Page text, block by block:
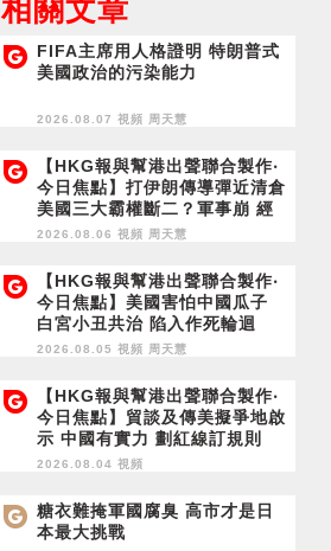
相關文章
FIFA主席用人格證明 特朗普式
美國政治的污染能力
2026.08.07 視頻 周天慧
【HKG報與幫港出聲聯合製作‧
今日焦點】打伊朗傳導彈近清倉
美國三大霸權斷二？軍事崩 經
濟損
2026.08.06 視頻 周天慧
【HKG報與幫港出聲聯合製作‧
今日焦點】美國害怕中國瓜子
白宮小丑共治 陷入作死輪迴
2026.08.05 視頻 周天慧
【HKG報與幫港出聲聯合製作‧
今日焦點】貿談及傳美擬爭地啟
示 中國有實力 劃紅線訂規則
2026.08.04 視頻
糖衣難掩軍國腐臭 高市才是日
本最大挑戰